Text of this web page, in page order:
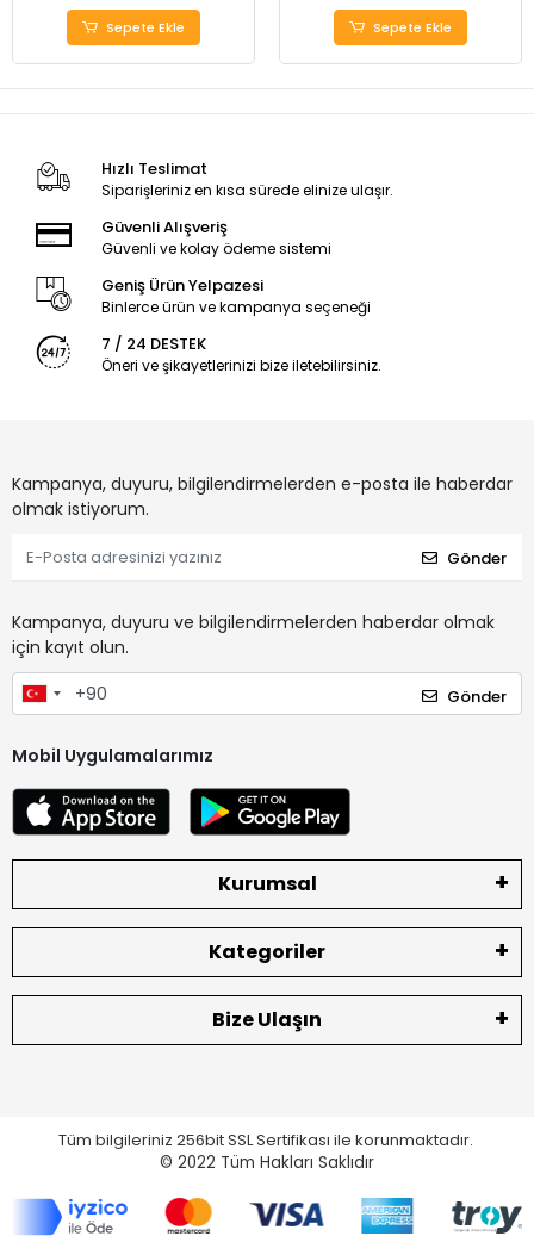
Sepete Ekle Sepete Ekle
Hızlı Teslimat
Siparişleriniz en kısa sürede elinize ulaşır.
Güvenli Alışveriş
Güvenli ve kolay ödeme sistemi
Geniş Ürün Yelpazesi
Binlerce ürün ve kampanya seçeneği
7 / 24 DESTEK
Öneri ve şikayetlerinizi bize iletebilirsiniz.
Kampanya, duyuru, bilgilendirmelerden e-posta ile haberdar
olmak istiyorum.
Gönder
Kampanya, duyuru ve bilgilendirmelerden haberdar olmak
için kayıt olun.
Gönder
Mobil Uygulamalarımız
Kurumsal
Kategoriler
Bize Ulaşın
Tüm bilgileriniz 256bit SSL Sertifikası ile korunmaktadır.
© 2022 Tüm Hakları Saklıdır